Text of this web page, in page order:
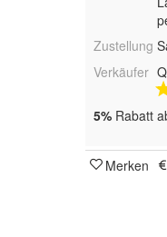
Zustellung
Verkäufer
5% Rabatt
Merken